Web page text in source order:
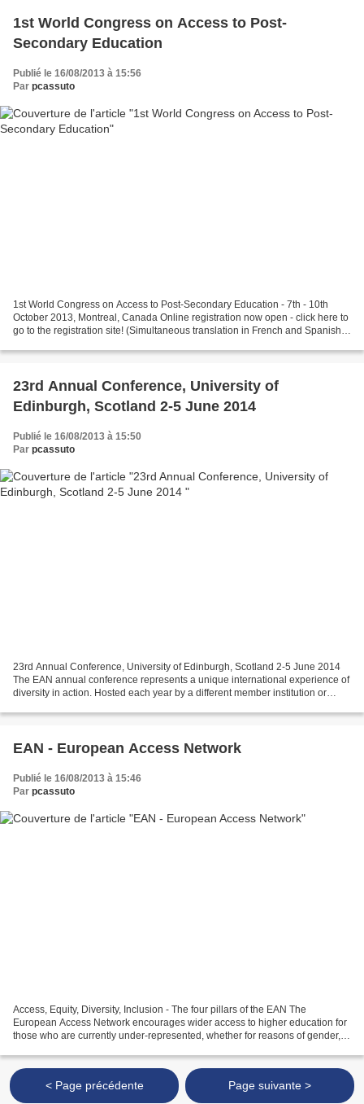
1st World Congress on Access to Post-
Secondary Education
Publié le 16/08/2013 à 15:56
Par pcassuto
1st World Congress on Access to Post-Secondary Education - 7th - 10th
October 2013, Montreal, Canada Online registration now open - click here to
go to the registration site! (Simultaneous translation in French and Spanish
23rd Annual Conference, University of
Edinburgh, Scotland 2-5 June 2014
Publié le 16/08/2013 à 15:50
Par pcassuto
23rd Annual Conference, University of Edinburgh, Scotland 2-5 June 2014
The EAN annual conference represents a unique international experience of
diversity in action. Hosted each year by a different member institution or
EAN - European Access Network
Publié le 16/08/2013 à 15:46
Par pcassuto
Access, Equity, Diversity, Inclusion - The four pillars of the EAN The
European Access Network encourages wider access to higher education for
those who are currently under-represented, whether for reasons of gender,
< Page précédente Page suivante >